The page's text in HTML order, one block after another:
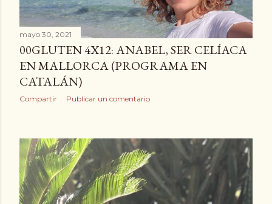
mayo 30, 2021
00GLUTEN 4X12: ANABEL, SER CELÍACA
EN MALLORCA (PROGRAMA EN
CATALÁN)
Compartir Publicar un comentario